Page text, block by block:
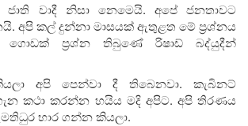
වාදී නිසා නෙමෙයි. අපේ ජනතාවට
අපි කල් දුන්නා මාසයක් ඇතුළත මේ ප්‍රශ්නය
ගොඩක් ප්‍රශ්න තිබුණේ රිෂාඩ් බද්යුදීන්
අපි පෙන්වා දී තිබෙනවා. කැබිනට්
කථා කරන්න හයිය මදි අපිට. අපි තිරණය
භාර ගන්න කියලා.